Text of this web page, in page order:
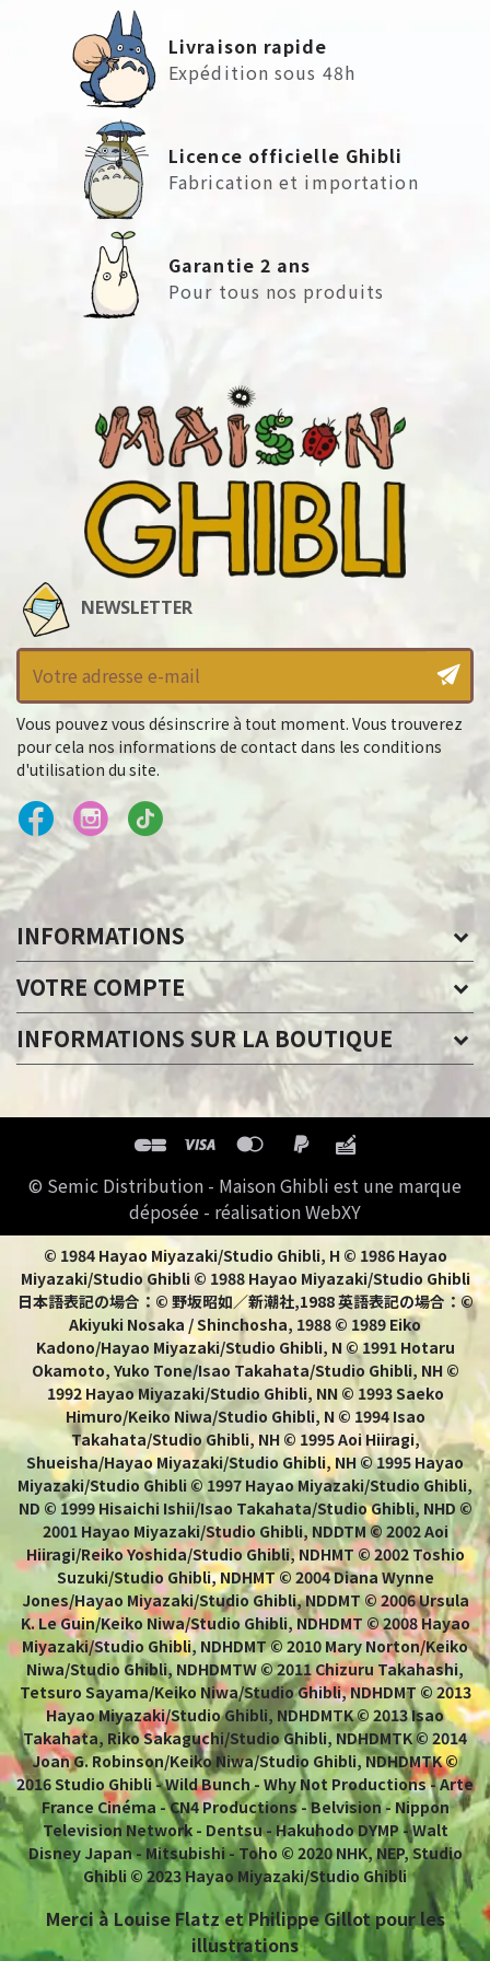
Livraison rapide
Expédition sous 48h
Licence officielle Ghibli
Fabrication et importation
Garantie 2 ans
Pour tous nos produits
NEWSLETTER
Vous pouvez vous désinscrire à tout moment. Vous trouverez
pour cela nos informations de contact dans les conditions
d'utilisation du site.
INFORMATIONS
VOTRE COMPTE
INFORMATIONS SUR LA BOUTIQUE
© Semic Distribution - Maison Ghibli est une marque
déposée - réalisation WebXY
© 1984 Hayao Miyazaki/Studio Ghibli, H © 1986 Hayao
Miyazaki/Studio Ghibli © 1988 Hayao Miyazaki/Studio Ghibli
日本語表記の場合：© 野坂昭如／新潮社,1988 英語表記の場合：©
Akiyuki Nosaka / Shinchosha, 1988 © 1989 Eiko
Kadono/Hayao Miyazaki/Studio Ghibli, N © 1991 Hotaru
Okamoto, Yuko Tone/Isao Takahata/Studio Ghibli, NH ©
1992 Hayao Miyazaki/Studio Ghibli, NN © 1993 Saeko
Himuro/Keiko Niwa/Studio Ghibli, N © 1994 Isao
Takahata/Studio Ghibli, NH © 1995 Aoi Hiiragi,
Shueisha/Hayao Miyazaki/Studio Ghibli, NH © 1995 Hayao
Miyazaki/Studio Ghibli © 1997 Hayao Miyazaki/Studio Ghibli,
ND © 1999 Hisaichi Ishii/Isao Takahata/Studio Ghibli, NHD ©
2001 Hayao Miyazaki/Studio Ghibli, NDDTM © 2002 Aoi
Hiiragi/Reiko Yoshida/Studio Ghibli, NDHMT © 2002 Toshio
Suzuki/Studio Ghibli, NDHMT © 2004 Diana Wynne
Jones/Hayao Miyazaki/Studio Ghibli, NDDMT © 2006 Ursula
K. Le Guin/Keiko Niwa/Studio Ghibli, NDHDMT © 2008 Hayao
Miyazaki/Studio Ghibli, NDHDMT © 2010 Mary Norton/Keiko
Niwa/Studio Ghibli, NDHDMTW © 2011 Chizuru Takahashi,
Tetsuro Sayama/Keiko Niwa/Studio Ghibli, NDHDMT © 2013
Hayao Miyazaki/Studio Ghibli, NDHDMTK © 2013 Isao
Takahata, Riko Sakaguchi/Studio Ghibli, NDHDMTK © 2014
Joan G. Robinson/Keiko Niwa/Studio Ghibli, NDHDMTK ©
2016 Studio Ghibli - Wild Bunch - Why Not Productions - Arte
France Cinéma - CN4 Productions - Belvision - Nippon
Television Network - Dentsu - Hakuhodo DYMP - Walt
Disney Japan - Mitsubishi - Toho © 2020 NHK, NEP, Studio
Ghibli © 2023 Hayao Miyazaki/Studio Ghibli
Merci à Louise Flatz et Philippe Gillot pour les
illustrations